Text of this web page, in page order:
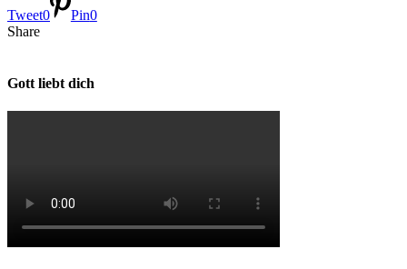
Tweet0 Pin0
Share
Gott liebt dich